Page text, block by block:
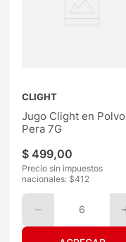
CLIGHT
Jugo Clight en Polvo
Pera 7G
$ 499,00
Precio sin impuestos
nacionales: $412
6